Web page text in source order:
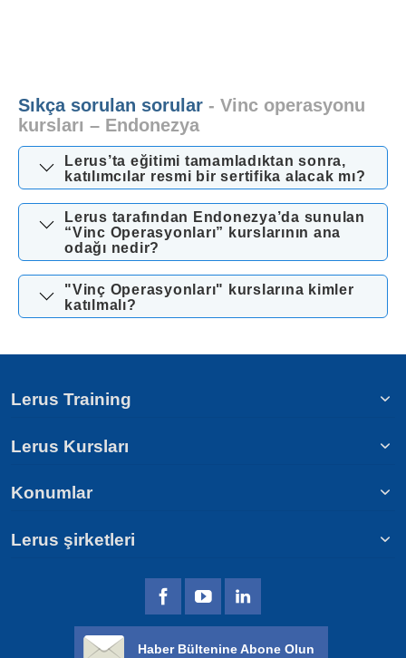
Sıkça sorulan sorular - Vinc operasyonu
kursları – Endonezya
Lerus’ta eğitimi tamamladıktan sonra,
katılımcılar resmi bir sertifika alacak mı?
Lerus tarafından Endonezya’da sunulan
“Vinc Operasyonları” kurslarının ana
odağı nedir?
"Vinç Operasyonları" kurslarına kimler
katılmalı?
Lerus Training
Lerus Kursları
Konumlar
Lerus şirketleri
Haber Bültenine Abone Olun